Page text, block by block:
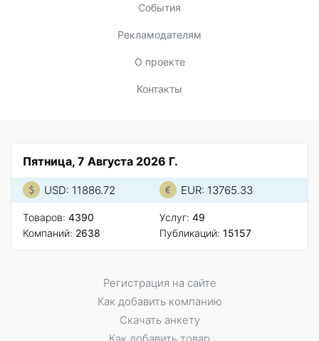
События
Рекламодателям
О проекте
Контакты
Пятница, 7 Августа 2026 Г.
USD: 11886.72 EUR: 13765.33
Товаров: 4390
Компаний: 2638
Услуг: 49
Публикаций: 15157
Регистрация на сайте
Как добавить компанию
Скачать анкету